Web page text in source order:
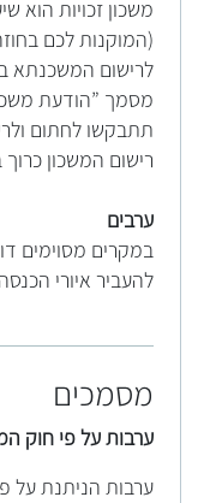
משכון זכויות הוא
(המוקנות לכם
לרישום המשכנתא
מסמך ”הודעת
תתבקשו לחתום
רישום המשכון
ערבים
במקרים מסוימים
להעביר איורי
מסמכים
ערבות על פי חוק
ערבות הניתנת על